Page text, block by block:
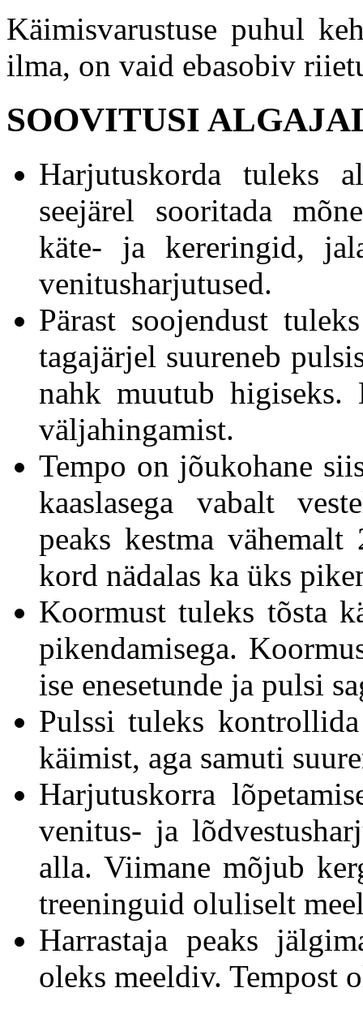
Käimisvarustuse puhul
ilma, on vaid ebasobiv
SOOVITUSI
Harjutuskorda tuleks
seejärel sooritada
käte- ja kereringid,
venitusharjutused.
Pärast soojendust
tagajärjel suureneb
nahk muutub higiseks.
väljahingamist.
Tempo on jõukohane
kaaslasega vabalt
peaks kestma
kord nädalas ka üks
Koormust tuleks tõsta
pikendamisega.
ise enesetunde ja pulsi
Pulssi tuleks
käimist, aga samuti
Harjutuskorra
venitus- ja
alla. Viimane mõjub
treeninguid oluliselt
Harrastaja peaks
oleks meeldiv. Tempost